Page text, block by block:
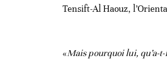
Tensift-Al Haouz,
«Mais pourquoi lui, qu’a-